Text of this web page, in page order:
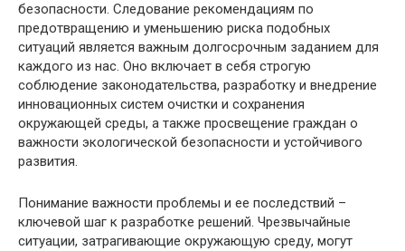
безопасности. Следование рекомендациям по
предотвращению и уменьшению риска подобных
ситуаций является важным долгосрочным заданием для
каждого из нас. Оно включает в себя строгую
соблюдение законодательства, разработку и внедрение
инновационных систем очистки и сохранения
окружающей среды, а также просвещение граждан о
важности экологической безопасности и устойчивого
развития.
Понимание важности проблемы и ее последствий –
ключевой шаг к разработке решений. Чрезвычайные
ситуации, затрагивающие окружающую среду, могут